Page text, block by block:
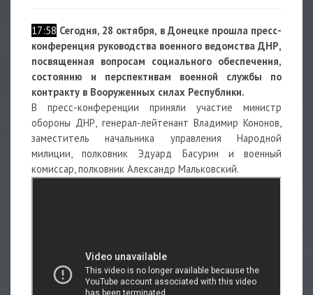
17:58 Сегодня, 28 октября, в Донецке прошла пресс-
конференция руководства военного ведомства ДНР,
посвященная вопросам социального обеспечения,
состоянию и перспективам военной службы по
контракту в Вооруженных силах Республики.
В пресс-конференции приняли участие министр
обороны ДНР, генерал-лейтенант Владимир Кононов,
заместитель начальника управления Народной
милиции, полковник Эдуард Басурин и военный
комиссар, полковник Александр Мальковский.